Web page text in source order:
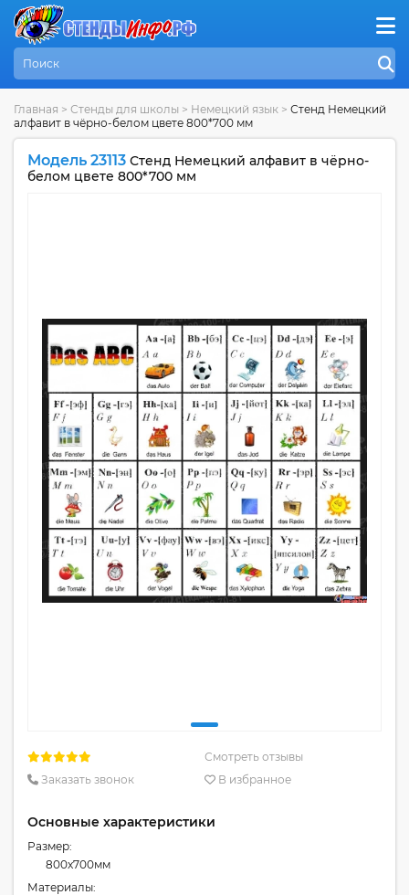
Главная > Стенды для школы > Немецкий язык > Стенд Немецкий
алфавит в чёрно-белом цвете 800*700 мм
Модель 23113 Стенд Немецкий алфавит в чёрно-
белом цвете 800*700 мм
Смотреть отзывы
Заказать звонок
В избранное
Основные характеристики
Размер:
800x700мм
Материалы: